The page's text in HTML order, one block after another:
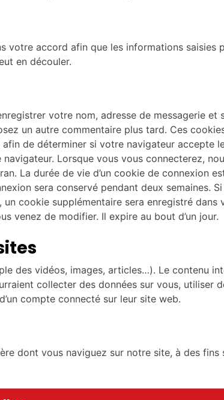
accord afin que les informations saisies
en découler.
votre nom, adresse de messagerie et
un autre commentaire plus tard. Ces
de déterminer si votre navigateur accepte
Lorsque vous vous connecterez,
La durée de vie d’un cookie de connexion
sera conservé pendant deux semaines.
cookie supplémentaire sera enregistré
venez de modifier. Il expire au bout d’un jour.
des vidéos, images, articles…). Le contenu
collecter des données sur vous, utiliser
compte connecté sur leur site web.
dont vous naviguez sur notre site, à des